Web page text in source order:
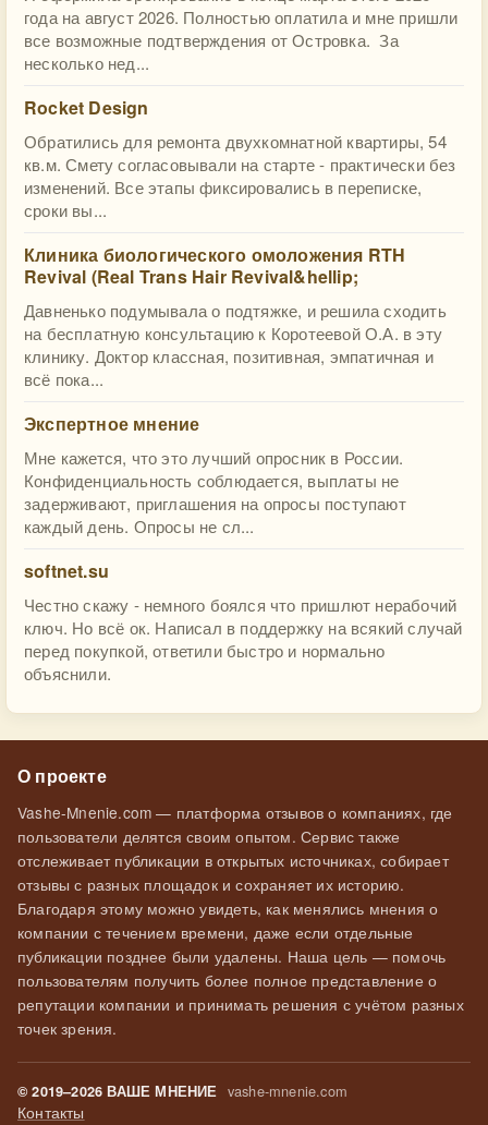
года на август 2026. Полностью оплатила и мне пришли
все возможные подтверждения от Островка. За
несколько нед...
Rocket Design
Обратились для ремонта двухкомнатной квартиры, 54
кв.м. Смету согласовывали на старте - практически без
изменений. Все этапы фиксировались в переписке,
сроки вы...
Клиника биологического омоложения RTH
Revival (Real Trans Hair Revival&hellip;
Давненько подумывала о подтяжке, и решила сходить
на бесплатную консультацию к Коротеевой О.А. в эту
клинику. Доктор классная, позитивная, эмпатичная и
всё пока...
Экспертное мнение
Мне кажется, что это лучший опросник в России.
Конфиденциальность соблюдается, выплаты не
задерживают, приглашения на опросы поступают
каждый день. Опросы не сл...
softnet.su
Честно скажу - немного боялся что пришлют нерабочий
ключ. Но всё ок. Написал в поддержку на всякий случай
перед покупкой, ответили быстро и нормально
объяснили.
О проекте
Vashe-Mnenie.com — платформа отзывов о компаниях, где
пользователи делятся своим опытом. Сервис также
отслеживает публикации в открытых источниках, собирает
отзывы с разных площадок и сохраняет их историю.
Благодаря этому можно увидеть, как менялись мнения о
компании с течением времени, даже если отдельные
публикации позднее были удалены. Наша цель — помочь
пользователям получить более полное представление о
репутации компании и принимать решения с учётом разных
точек зрения.
© 2019–2026 ВАШЕ МНЕНИЕ vashe-mnenie.com
Контакты